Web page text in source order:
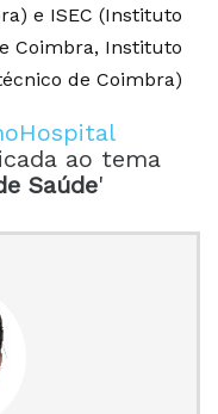
e ISEC (Instituto
Coimbra, Instituto
de Coimbra)
ao tema
Saúde'